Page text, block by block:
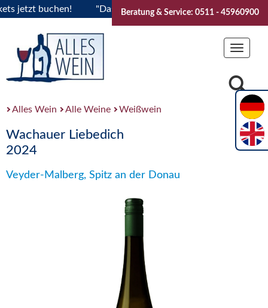
buchen! "Das Sommerfest 2026" Vive la
Beratung & Service: 0511 - 45960900
Toggle
Alles Wein Alle Weine Weißwein
Wachauer Liebedich
2024
Veyder-Malberg, Spitz an der Donau